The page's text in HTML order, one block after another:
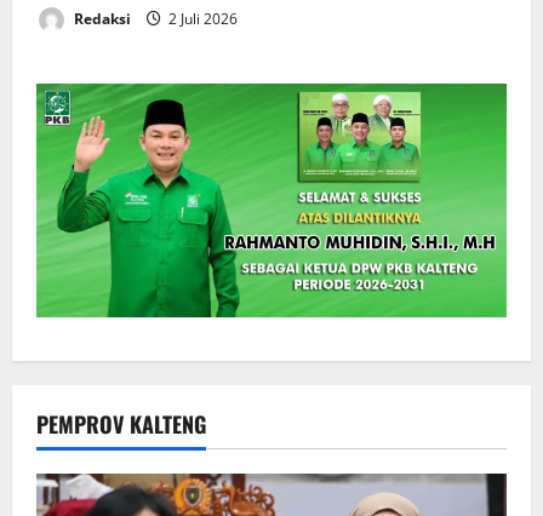
Redaksi 2 Juli 2026
PEMPROV KALTENG